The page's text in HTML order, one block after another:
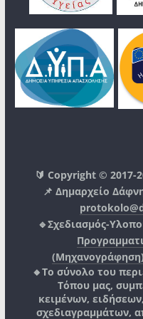
🔰 Copyright © 2017-
📌 Δημαρχείο
🔹Σχεδιασμός-
(Μηχανογράφηση)
🔸Το σύνολο του
Τόπου μας,
κειμένων,
σχεδιαγραμμάτων,